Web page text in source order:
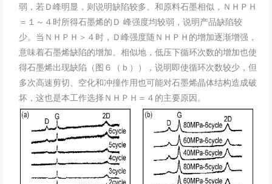
弱，若Ｄ峰明显，则说明缺陷较多。和原料石墨相似，ＮＨＰＨ
＝１～４时所得石墨烯的Ｄ 峰强度均较弱，说明产品缺陷较
少。当ＮＨＰＨ＞４时，Ｄ峰强度随ＮＨＰＨ的增加逐渐增强，
意味着石墨烯缺陷的增加。相似地，低压下循环次数的增加也使
得石墨烯出现缺陷（图６（ｂ）），说明即使循环次数较少，但
多次高速剪切、空化和冲撞作用也可能对石墨烯晶体结构造成破
坏，这也是本工作选择ＮＨＰＨ＝４的主要原因。